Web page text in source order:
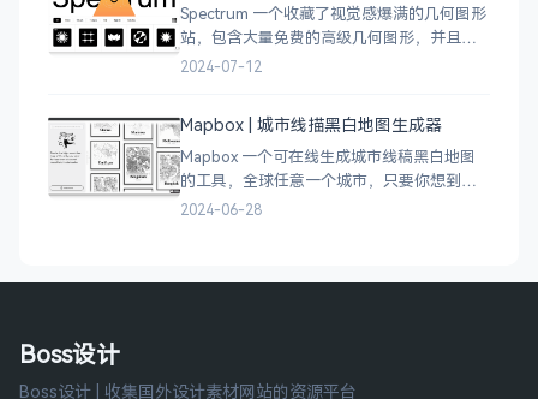
Spectrum 一个收藏了视觉感爆满的几何图形
站，包含大量免费的高级几何图形，并且每
周都会更新 100 个几何图案，不断的完善能
2024-07-12
Mapbox | 城市线描黑白地图生成器
Mapbox 一个可在线生成城市线稿黑白地图
的工具，全球任意一个城市，只要你想到的
城市，直接搜索城市名称，自动生成该城市
2024-06-28
Boss设计
Boss设计 | 收集国外设计素材网站的资源平台